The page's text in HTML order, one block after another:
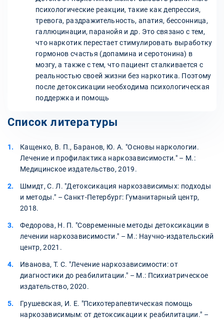
психологические реакции, такие как депрессия,
тревога, раздражительность, апатия, бессонница,
галлюцинации, паранойя и др. Это связано с тем,
что наркотик перестает стимулировать выработку
гормонов счастья (допамина и серотонина) в
мозгу, а также с тем, что пациент сталкивается с
реальностью своей жизни без наркотика. Поэтому
после детоксикации необходима психологическая
поддержка и помощь
Список литературы
Кащенко, В. П., Баранов, Ю. А. "Основы наркологии.
Лечение и профилактика наркозависимости." – М.:
Медицинское издательство, 2019.
Шмидт, С. Л. "Детоксикация наркозависимых: подходы
и методы." – Санкт-Петербург: Гуманитарный центр,
2018.
Федорова, Н. П. "Современные методы детоксикации в
лечении наркозависимости." – М.: Научно-издательский
центр, 2021.
Иванова, Т. С. "Лечение наркозависимости: от
диагностики до реабилитации." – М.: Психиатрическое
издательство, 2020.
Грушевская, И. Е. "Психотерапевтическая помощь
наркозависимым: от детоксикации к реабилитации." –